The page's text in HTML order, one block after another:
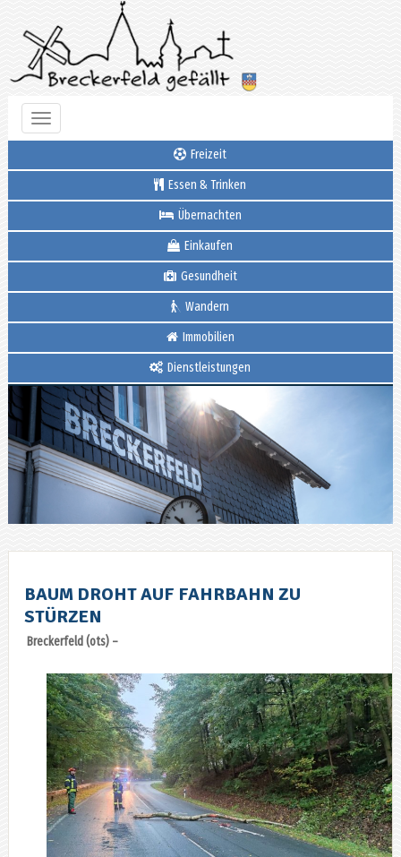
Toggle
navigation
Freizeit
Essen & Trinken
Übernachten
Einkaufen
Gesundheit
Wandern
Immobilien
Dienstleistungen
BAUM DROHT AUF FAHRBAHN ZU
STÜRZEN
Breckerfeld (ots) –